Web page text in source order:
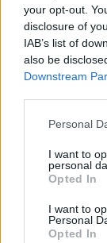
your opt-out.
disclosure of
IAB’s list of
also be
Downstream
Personal
I want to
personal
Opted In
I want to
Personal
Opted In